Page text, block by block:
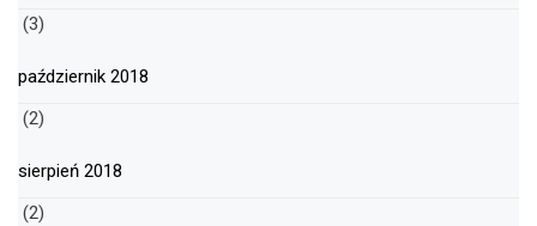
(3)
październik 2018
(2)
sierpień 2018
(2)